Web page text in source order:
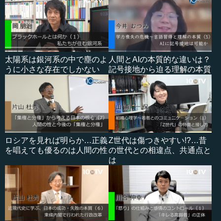
太陽系は銀河系の中で塵のよ
うに小さな存在でしかない
人間とAIの本質的な違いは？
記号接地から迫る理解の本質
ロシアを見れば明らか…正義
を唱えても優るのは人間の性
Z世代は傷つきやすい!?…昔
の世代との相違点、共通点と
は